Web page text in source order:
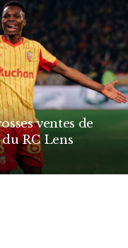
ventes de
RC Lens